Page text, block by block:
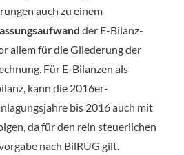
auch zu einem
der E-Bilanz-
allem für die Gliederung der
Für E-Bilanzen als
kann die 2016er-
bis 2016 auch mit
da für den rein steuerlichen
nach BilRUG gilt.